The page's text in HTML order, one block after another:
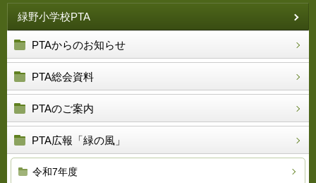
緑野小学校PTA
PTAからのお知らせ
PTA総会資料
PTAのご案内
PTA広報「緑の風」
令和7年度